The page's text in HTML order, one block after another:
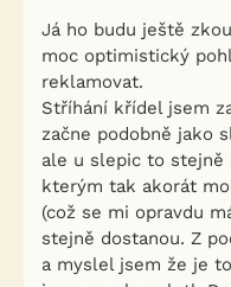
Já ho budu ještě
moc optimistický
reklamovat.
Stříhání křídel jsem
začne podobně jako
ale u slepic to stejně
kterým tak akorát
(což se mi opravdu
stejně dostanou. Z
a myslel jsem že je